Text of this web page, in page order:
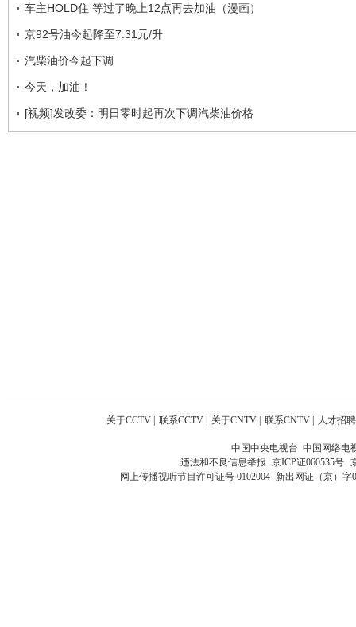
车主HOLD住 等过了晚上12点再去加油（漫画）
京92号油今起降至7.31元/升
汽柴油价今起下调
今天，加油！
[视频]发改委：明日零时起再次下调汽柴油价格
关于CCTV 联系CCTV 关于CNTV 联系CNTV 人才招聘
中国中央电视台 中国网络电
违法和不良信息举报 京ICP证060535号
网上传播视听节目许可证号 0102004 新出网证（京）